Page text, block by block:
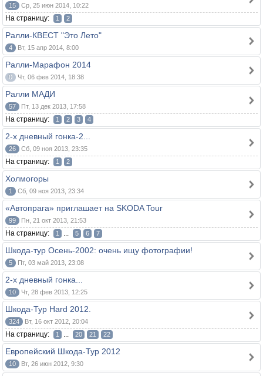
15 Ср, 25 июн 2014, 10:22
На страницу: 1 2
Ралли-КВЕСТ "Это Лето"
4 Вт, 15 апр 2014, 8:00
Ралли-Марафон 2014
0 Чт, 06 фев 2014, 18:38
Ралли МАДИ
57 Пт, 13 дек 2013, 17:58
На страницу: 1 2 3 4
2-х дневный гонка-2...
26 Сб, 09 ноя 2013, 23:35
На страницу: 1 2
Холмогоры
1 Сб, 09 ноя 2013, 23:34
«Автопрага» приглашает на SKODA Tour
99 Пн, 21 окт 2013, 21:53
На страницу: 1 ... 5 6 7
Шкода-тур Осень-2002: очень ищу фотографии!
5 Пт, 03 май 2013, 23:08
2-х дневный гонка...
10 Чт, 28 фев 2013, 12:25
Шкода-Тур Hard 2012.
324 Вт, 16 окт 2012, 20:04
На страницу: 1 ... 20 21 22
Европейский Шкода-Тур 2012
10 Вт, 26 июн 2012, 9:30